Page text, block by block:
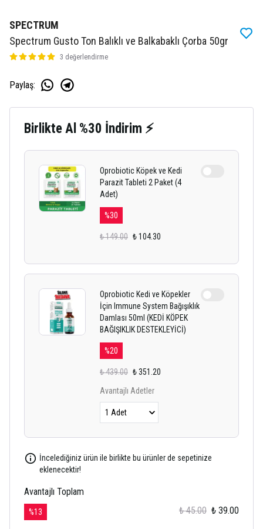
SPECTRUM
Spectrum Gusto Ton Balıklı ve Balkabaklı Çorba 50gr
3 değerlendirme
Paylaş:
Birlikte Al %30 İndirim ⚡
Oprobiotic Köpek ve Kedi
Parazit Tableti 2 Paket (4
Adet)
%30
₺ 149.00 ₺ 104.30
Oprobiotic Kedi ve Köpekler
İçin Immune System Bağışıklık
Damlası 50ml (KEDİ KÖPEK
BAĞIŞIKLIK DESTEKLEYİCİ)
%20
₺ 439.00 ₺ 351.20
Avantajlı Adetler
İncelediğiniz ürün ile birlikte bu ürünler de sepetinize
eklenecektir!
Avantajlı Toplam
%13 ₺ 45.00 ₺ 39.00